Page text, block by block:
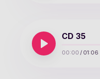
CD 35
00:00 / 01:06